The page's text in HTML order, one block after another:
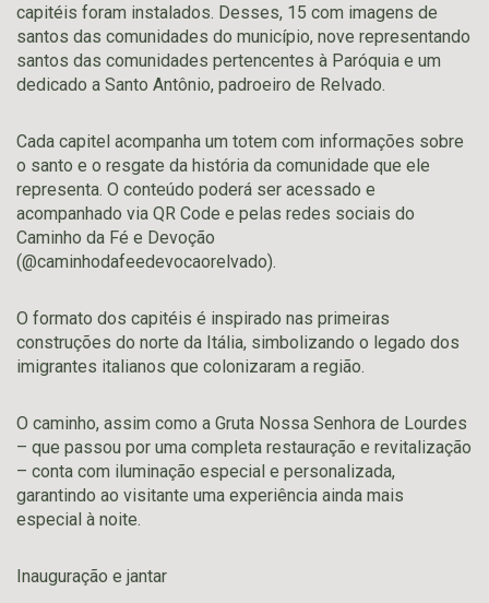
capitéis foram instalados. Desses, 15 com imagens de
santos das comunidades do município, nove representando
santos das comunidades pertencentes à Paróquia e um
dedicado a Santo Antônio, padroeiro de Relvado.
Cada capitel acompanha um totem com informações sobre
o santo e o resgate da história da comunidade que ele
representa. O conteúdo poderá ser acessado e
acompanhado via QR Code e pelas redes sociais do
Caminho da Fé e Devoção
(@caminhodafeedevocaorelvado).
O formato dos capitéis é inspirado nas primeiras
construções do norte da Itália, simbolizando o legado dos
imigrantes italianos que colonizaram a região.
O caminho, assim como a Gruta Nossa Senhora de Lourdes
– que passou por uma completa restauração e revitalização
– conta com iluminação especial e personalizada,
garantindo ao visitante uma experiência ainda mais
especial à noite.
Inauguração e jantar